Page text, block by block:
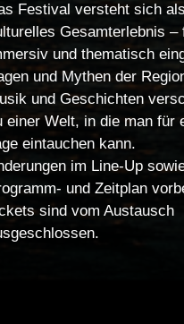
Festival versteht sich als
Gesamterlebnis –
und thematisch
und Mythen der
und Geschichten
einer Welt, in die man für
eintauchen kann.
im Line-Up
und Zeitplan
sind vom Austausch